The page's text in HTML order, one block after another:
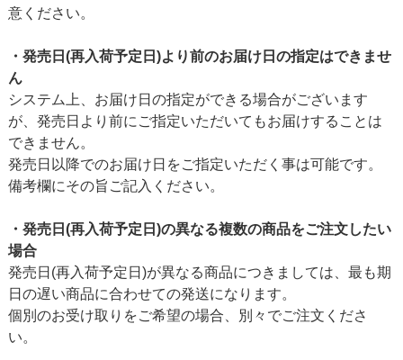
意ください。
・発売日(再入荷予定日)より前のお届け日の指定はできませ
ん
システム上、お届け日の指定ができる場合がございます
が、発売日より前にご指定いただいてもお届けすることは
できません。
発売日以降でのお届け日をご指定いただく事は可能です。
備考欄にその旨ご記入ください。
・発売日(再入荷予定日)の異なる複数の商品をご注文したい
場合
発売日(再入荷予定日)が異なる商品につきましては、最も期
日の遅い商品に合わせての発送になります。
個別のお受け取りをご希望の場合、別々でご注文くださ
い。